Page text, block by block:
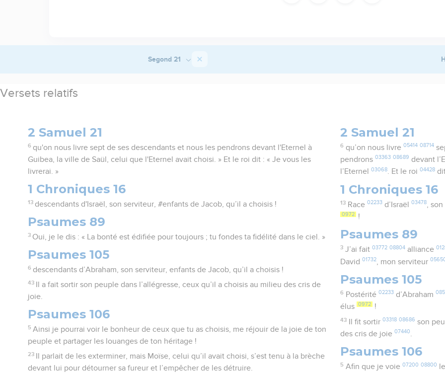
Segond 21
Versets relatifs
2 Samuel 21
6 qu'on nous livre sept de ses descendants et nous les pendrons devant l'Eternel à
Guibea, la ville de Saül, celui que l'Eternel avait choisi. » Et le roi dit : « Je vous les
livrerai. »
1 Chroniques 16
13 descendants d'Israël, son serviteur, #enfants de Jacob, qu’il a choisis !
Psaumes 89
3 Oui, je le dis : « La bonté est édifiée pour toujours ; tu fondes ta fidélité dans le ciel. »
Psaumes 105
6 descendants d’Abraham, son serviteur, enfants de Jacob, qu’il a choisis !
43
Il a fait sortir son peuple dans l’allégresse, ceux qu’il a choisis au milieu des cris de
joie.
Psaumes 106
5 Ainsi je pourrai voir le bonheur de ceux que tu as choisis, me réjouir de la joie de ton
peuple et partager les louanges de ton héritage !
23
Il parlait de les exterminer, mais Moïse, celui qu’il avait choisi, s’est tenu à la brèche
devant lui pour détourner sa fureur et l’empêcher de les détruire.
2 Samuel 21
6 qu’on nous livre 05414 08714
pendrons03363 08689 devant
l’Eternel03068. Et le roi04428
1 Chroniques 16
13 Race 02233d’Israël 03478, son
0972 !
Psaumes 89
3 J’ai fait 03772 08804alliance
David01732 , mon serviteur
Psaumes 105
6 Postérité 02233d’Abraham 085
élus 0972 !
43 Il fit sortir 03318 08686 son
des cris de joie07440.
Psaumes 106
5 Afin que je voie 07200 08800